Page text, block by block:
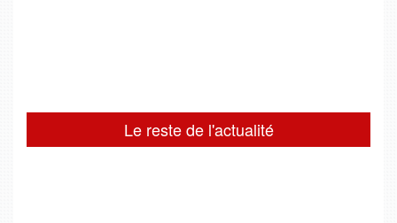
Le reste de l'actualité